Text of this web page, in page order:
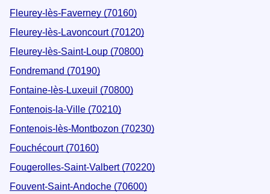
Fleurey-lès-Faverney (70160)
Fleurey-lès-Lavoncourt (70120)
Fleurey-lès-Saint-Loup (70800)
Fondremand (70190)
Fontaine-lès-Luxeuil (70800)
Fontenois-la-Ville (70210)
Fontenois-lès-Montbozon (70230)
Fouchécourt (70160)
Fougerolles-Saint-Valbert (70220)
Fouvent-Saint-Andoche (70600)